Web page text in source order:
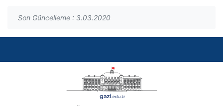
Son Güncelleme : 3.03.2020